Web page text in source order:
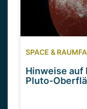
SPACE &
Hinweise auf
Pluto-